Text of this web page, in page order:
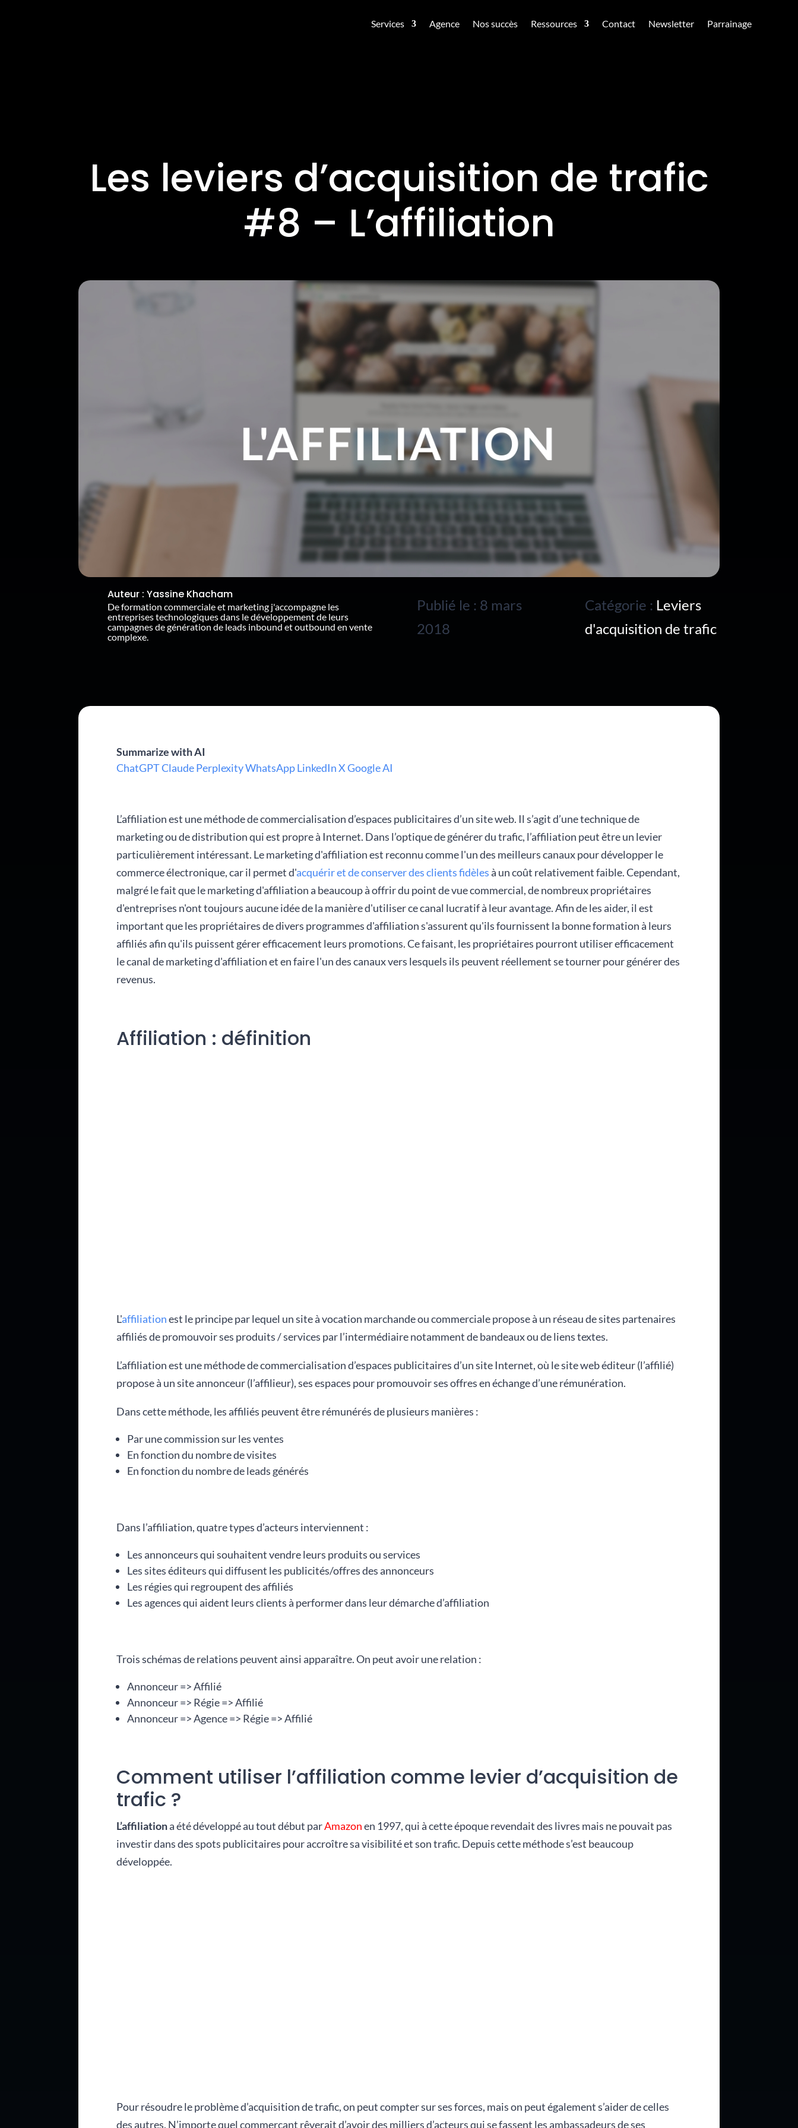
Services Agence Nos succès Ressources Contact Newsletter Parrainage
Les leviers d’acquisition de trafic
#8 – L’affiliation
Auteur :Yassine Khacham
De formation commerciale et marketing j'accompagne les
entreprises technologiques dans le développement de leurs
campagnes de génération de leads inbound et outbound en vente
complexe.
Publié le : 8 mars
2018
Catégorie : Leviers
d'acquisition de trafic
Summarize with AI
ChatGPTClaudePerplexityWhatsAppLinkedInXGoogle AI
L’affiliation est une méthode de commercialisation d’espaces publicitaires d’un site web. Il s’agit d’une technique de
marketing ou de distribution qui est propre à Internet. Dans l’optique de générer du trafic, l’affiliation peut être un levier
particulièrement intéressant. Le marketing d'affiliation est reconnu comme l'un des meilleurs canaux pour développer le
commerce électronique, car il permet d'acquérir et de conserver des clients fidèlesà un coût relativement faible. Cependant,
malgré le fait que le marketing d'affiliation a beaucoup à offrir du point de vue commercial, de nombreux propriétaires
d'entreprises n'ont toujours aucune idée de la manière d'utiliser ce canal lucratif à leur avantage. Afin de les aider, il est
important que les propriétaires de divers programmes d'affiliation s'assurent qu'ils fournissent la bonne formation à leurs
affiliés afin qu'ils puissent gérer efficacement leurs promotions. Ce faisant, les propriétaires pourront utiliser efficacement
le canal de marketing d'affiliation et en faire l'un des canaux vers lesquels ils peuvent réellement se tourner pour générer des
revenus.
Affiliation : définition
L'affiliationest leprincipe par lequel un site à vocation marchande ou commerciale propose à un réseau de sites partenaires
affiliés de promouvoir ses produits / services par l’intermédiaire notamment de bandeaux ou de liens textes.
L’affiliation est une méthode de commercialisation d’espaces publicitaires d’un site Internet, où le site web éditeur (l’affilié)
propose à un site annonceur (l’affilieur), ses espaces pour promouvoir ses offres en échange d’une rémunération.
Dans cette méthode, les affiliés peuvent être rémunérés de plusieurs manières :
Par une commission sur les ventes
En fonction du nombre de visites
En fonction du nombre de leads générés
Dans l’affiliation, quatre types d’acteurs interviennent :
Les annonceurs qui souhaitent vendre leurs produits ou services
Les sites éditeurs qui diffusent les publicités/offres des annonceurs
Les régies qui regroupent des affiliés
Les agences qui aident leurs clients à performer dans leur démarche d’affiliation
Trois schémas de relations peuvent ainsi apparaître. On peut avoir une relation :
Annonceur => Affilié
Annonceur => Régie => Affilié
Annonceur => Agence => Régie => Affilié
Comment utiliser l’affiliation comme levier d’acquisition de
trafic ?
L’affiliationa été développé au tout début parAmazonen 1997, qui à cette époque revendait des livres mais ne pouvait pas
investir dans des spots publicitaires pour accroître sa visibilité et son trafic. Depuis cette méthode s’est beaucoup
développée.
Pour résoudre le problème d’acquisition de trafic, on peut compter sur ses forces, mais on peut également s’aider de celles
des autres. N’importe quel commerçant rêverait d’avoir des milliers d’acteurs qui se fassent les ambassadeurs de ses